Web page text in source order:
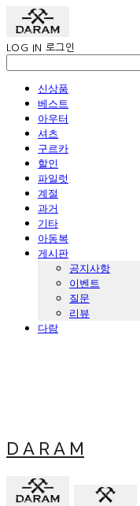
LOG IN 로그인
신상품
베스트
아우터
셔츠
구르카
할인
파일럿
계절
과거
기타
아동복
게시판
공지사항
이벤트
질문
리뷰
다람
D A R A M